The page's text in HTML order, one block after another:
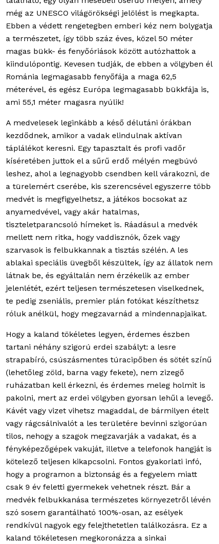
még az UNESCO világörökségi jelölést is megkapta.
Ebben a védett rengetegben emberi kéz nem bolygatja
a természetet, így több száz éves, közel 50 méter
magas bükk- és fenyőóriások között autózhattok a
kiindulópontig. Kevesen tudják, de ebben a völgyben él
Románia legmagasabb fenyőfája a maga 62,5
méterével, és egész Európa legmagasabb bükkfája is,
ami 55,1 méter magasra nyúlik!
A medvelesek leginkább a késő délutáni órákban
kezdődnek, amikor a vadak elindulnak aktívan
táplálékot keresni. Egy tapasztalt és profi vadőr
kíséretében juttok el a sűrű erdő mélyén megbúvó
leshez, ahol a legnagyobb csendben kell várakozni, de
a türelemért cserébe, kis szerencsével egyszerre több
medvét is megfigyelhetsz, a játékos bocsokat az
anyamedvével, vagy akár hatalmas,
tiszteletparancsoló hímeket is. Ráadásul a medvék
mellett nem ritka, hogy vaddisznók, őzek vagy
szarvasok is felbukkannak a tisztás szélén. A les
ablakai speciális üvegből készültek, így az állatok nem
látnak be, és egyáltalán nem érzékelik az ember
jelenlétét, ezért teljesen természetesen viselkednek,
te pedig zseniális, premier plán fotókat készíthetsz
róluk anélkül, hogy megzavarnád a mindennapjaikat.
Hogy a kaland tökéletes legyen, érdemes észben
tartani néhány szigorú erdei szabályt: a lesre
strapabíró, csúszásmentes túracipőben és sötét színű
(lehetőleg zöld, barna vagy fekete), nem zizegő
ruházatban kell érkezni, és érdemes meleg holmit is
pakolni, mert az erdei völgyben gyorsan lehűl a levegő.
Kávét vagy vizet vihetsz magaddal, de bármilyen ételt
vagy rágcsálnivalót a les területére bevinni szigorúan
tilos, nehogy a szagok megzavarják a vadakat, és a
fényképezőgépek vakuját, illetve a telefonok hangját is
kötelező teljesen kikapcsolni. Fontos gyakorlati infó,
hogy a programon a biztonság és a fegyelem miatt
csak 9 év feletti gyermekek vehetnek részt. Bár a
medvék felbukkanása természetes környezetről lévén
szó sosem garantálható 100%-osan, az esélyek
rendkívül nagyok egy felejthetetlen találkozásra. Ez a
kaland tökéletesen megkoronázza a sinkai